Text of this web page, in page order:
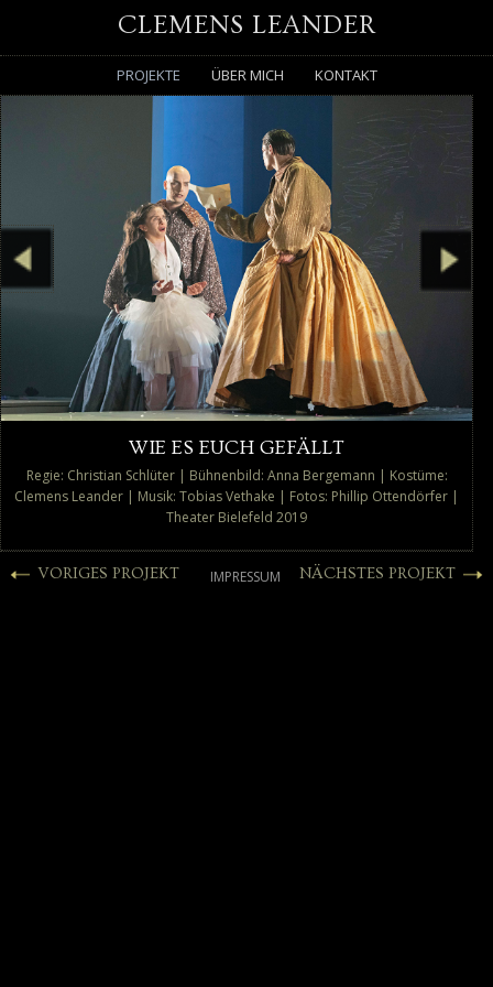
CLEMENS LEANDER
PROJEKTE ÜBER MICH KONTAKT
WIE ES EUCH GEFÄLLT
Regie: Christian Schlüter | Bühnenbild: Anna Bergemann | Kostüme:
Clemens Leander | Musik: Tobias Vethake | Fotos: Phillip Ottendörfer |
Theater Bielefeld 2019
VORIGES PROJEKT NÄCHSTES PROJEKT
IMPRESSUM